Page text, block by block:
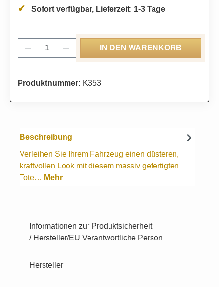
Sofort verfügbar, Lieferzeit: 1-3 Tage
Produkt Anzahl: Gib den gewünschten
IN DEN WARENKORB
Produktnummer: K353
Beschreibung
Verleihen Sie Ihrem Fahrzeug einen düsteren,
kraftvollen Look mit diesem massiv gefertigten
Tote… Mehr
Informationen zur Produktsicherheit
/ Hersteller/EU Verantwortliche Person
Hersteller